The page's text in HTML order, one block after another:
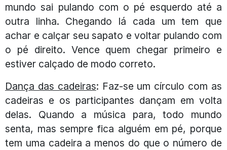
mundo sai pulando com o pé esquerdo até a
outra linha. Chegando lá cada um tem que
achar e calçar seu sapato e voltar pulando com
o pé direito. Vence quem chegar primeiro e
estiver calçado de modo correto.
Dança das cadeiras: Faz-se um círculo com as
cadeiras e os participantes dançam em volta
delas. Quando a música para, todo mundo
senta, mas sempre fica alguém em pé, porque
tem uma cadeira a menos do que o número de